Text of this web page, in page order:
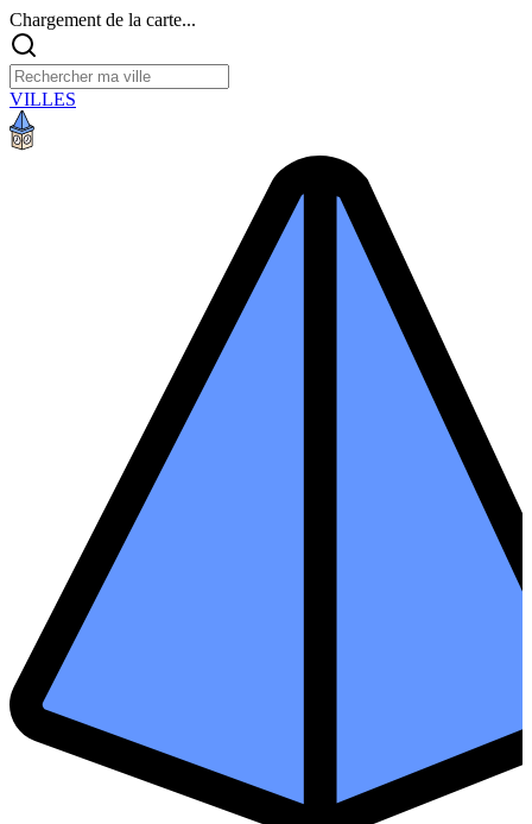
Chargement de la carte...
VILLES